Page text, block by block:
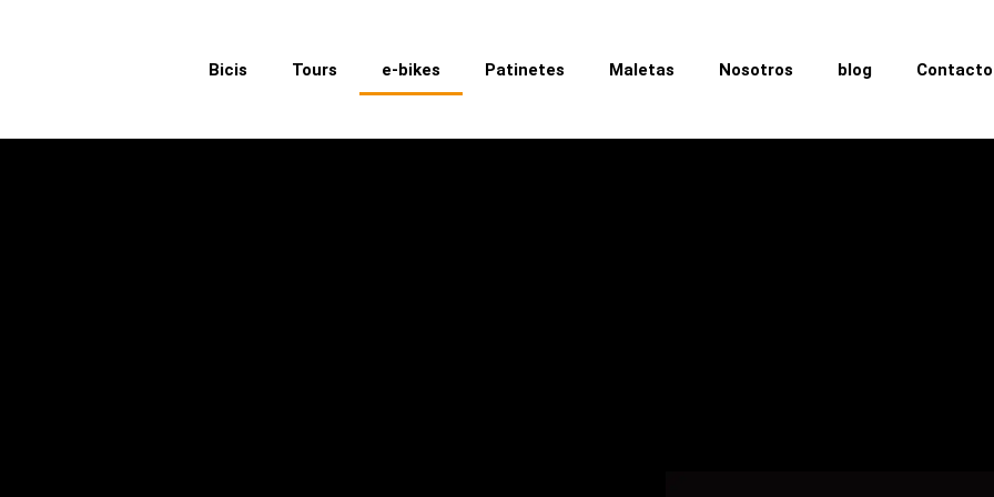
Bicis Tours e-bikes Patinetes Maletas Nosotros blog Contacto